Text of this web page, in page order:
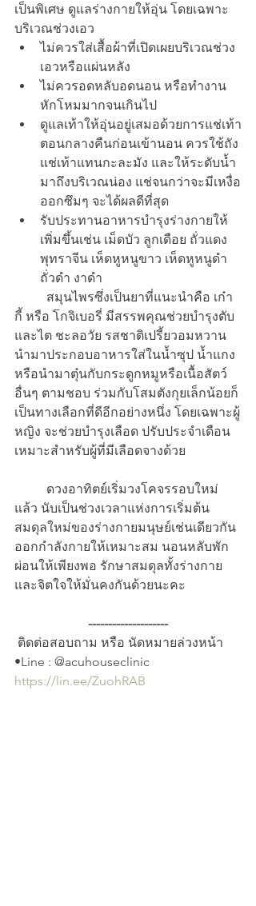
เป็นพิเศษ ดูแลร่างกายให้อุ่น โดยเฉพาะ
บริเวณช่วงเอว
ไม่ควรใส่เสื้อผ้าที่เปิดเผยบริเวณช่วง
เอวหรือแผ่นหลัง
ไม่ควรอดหลับอดนอน หรือทำงาน
หักโหมมากจนเกินไป
ดูแลเท้าให้อุ่นอยู่เสมอด้วยการแช่เท้า
ตอนกลางคืนก่อนเข้านอน ควรใช้ถัง
แช่เท้าแทนกะละมัง และให้ระดับน้ำ
มาถึงบริเวณน่อง แช่จนกว่าจะมีเหงื่อ
ออกซึมๆ จะได้ผลดีที่สุด
รับประทานอาหารบำรุงร่างกายให้
เพิ่มขึ้นเช่น เม็ดบัว ลูกเดือย ถั่วแดง
พุทราจีน เห็ดหูหนูขาว เห็ดหูหนูดำ
ถั่วดำ งาดำ
กี้ หรือ โกจิเบอรี่ มีสรรพคุณช่วยบำรุงตับ
และไต ชะลอวัย รสชาติเปรี้ยวอมหวาน
นำมาประกอบอาหารใส่ในน้ำซุป น้ำแกง
หรือนำมาตุ๋นกับกระดูกหมูหรือเนื้อสัตว์
อื่นๆ ตามชอบ ร่วมกับโสมตังกุยเล็กน้อยก็
เป็นทางเลือกที่ดีอีกอย่างหนึ่ง โดยเฉพาะผู้
หญิง จะช่วยบำรุงเลือด ปรับประจำเดือน
เหมาะสำหรับผู้ที่มีเลือดจางด้วย
แล้ว นับเป็นช่วงเวลาแห่งการเริ่มต้น
สมดุลใหม่ของร่างกายมนุษย์เช่นเดียวกัน
ออกกำลังกายให้เหมาะสม นอนหลับพัก
ผ่อนให้เพียงพอ รักษาสมดุลทั้งร่างกาย
และจิตใจให้มั่นคงกันด้วยนะคะ
--------------------
ติดต่อสอบถาม หรือ นัดหมายล่วงหน้า
•Line : @acuhouseclinic
https://lin.ee/ZuohRAB